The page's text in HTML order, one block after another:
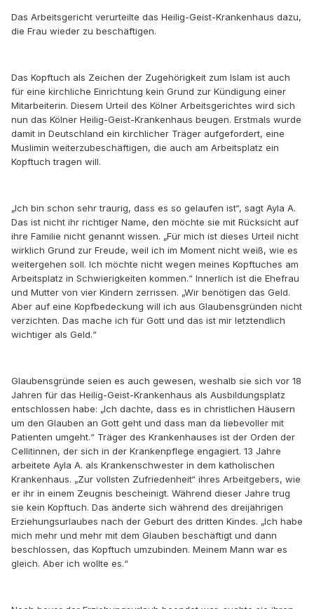
Das Arbeitsgericht verurteilte das Heilig-Geist-Krankenhaus dazu,
die Frau wieder zu beschäftigen.
Das Kopftuch als Zeichen der Zugehörigkeit zum Islam ist auch
für eine kirchliche Einrichtung kein Grund zur Kündigung einer
Mitarbeiterin. Diesem Urteil des Kölner Arbeitsgerichtes wird sich
nun das Kölner Heilig-Geist-Krankenhaus beugen. Erstmals wurde
damit in Deutschland ein kirchlicher Träger aufgefordert, eine
Muslimin weiterzubeschäftigen, die auch am Arbeitsplatz ein
Kopftuch tragen will.
„Ich bin schon sehr traurig, dass es so gelaufen ist“, sagt Ayla A.
Das ist nicht ihr richtiger Name, den möchte sie mit Rücksicht auf
ihre Familie nicht genannt wissen. „Für mich ist dieses Urteil nicht
wirklich Grund zur Freude, weil ich im Moment nicht weiß, wie es
weitergehen soll. Ich möchte nicht wegen meines Kopftuches am
Arbeitsplatz in Schwierigkeiten kommen.“ Innerlich ist die Ehefrau
und Mutter von vier Kindern zerrissen. „Wir benötigen das Geld.
Aber auf eine Kopfbedeckung will ich aus Glaubensgründen nicht
verzichten. Das mache ich für Gott und das ist mir letztendlich
wichtiger als Geld.“
Glaubensgründe seien es auch gewesen, weshalb sie sich vor 18
Jahren für das Heilig-Geist-Krankenhaus als Ausbildungsplatz
entschlossen habe: „Ich dachte, dass es in christlichen Häusern
um den Glauben an Gott geht und dass man da liebevoller mit
Patienten umgeht.“ Träger des Krankenhauses ist der Orden der
Cellitinnen, der sich in der Krankenpflege engagiert. 13 Jahre
arbeitete Ayla A. als Krankenschwester in dem katholischen
Krankenhaus. „Zur vollsten Zufriedenheit“ ihres Arbeitgebers, wie
er ihr in einem Zeugnis bescheinigt. Während dieser Jahre trug
sie kein Kopftuch. Das änderte sich während des dreijährigen
Erziehungsurlaubes nach der Geburt des dritten Kindes. „Ich habe
mich mehr und mehr mit dem Glauben beschäftigt und dann
beschlossen, das Kopftuch umzubinden. Meinem Mann war es
gleich. Aber ich wollte es.“